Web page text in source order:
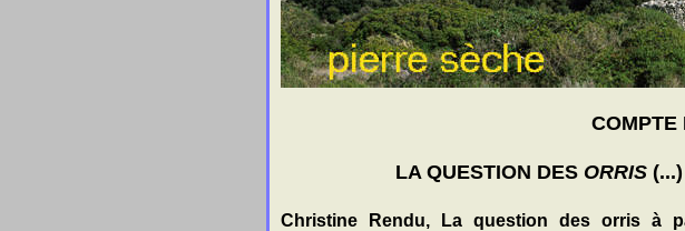
COMPTE
LA QUESTION DES ORRIS(...)
Christine Rendu, La question des orris à